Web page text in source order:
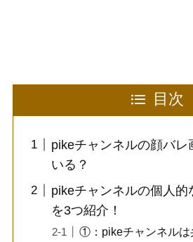
目次
pikeチャンネルの顔バレ
いる？
pikeチャンネルの個人的
を3つ紹介！
①：pikeチャンネルは